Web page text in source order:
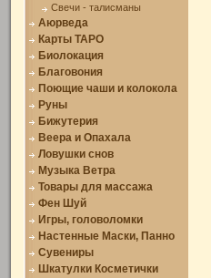
Свечи - талисманы
Аюрведа
Карты ТАРО
Биолокация
Благовония
Поющие чаши и колокола
Руны
Бижутерия
Веера и Опахала
Ловушки снов
Музыка Ветра
Товары для массажа
Фен Шуй
Игры, головоломки
Настенные Маски, Панно
Сувениры
Шкатулки Косметички